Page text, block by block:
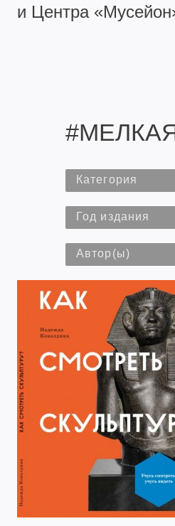
и Центра
Категория
Год издания
Автор(ы)